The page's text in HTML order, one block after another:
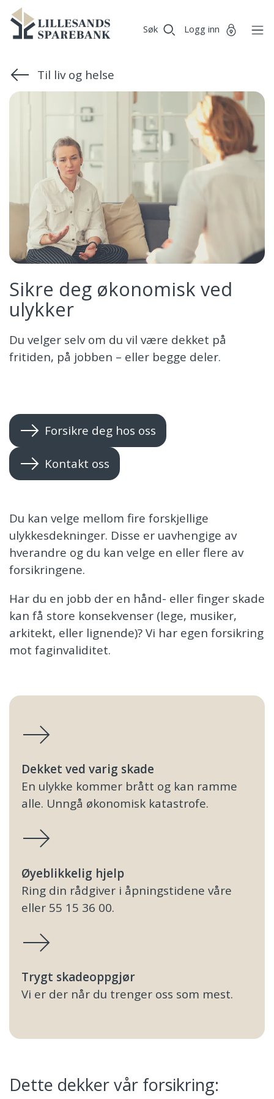
Gå til sideinnhold
Lillesands
Sparebank Søk Logg inn
Til liv og helse
Sikre deg økonomisk ved
ulykker
Du velger selv om du vil være dekket på
fritiden, på jobben – eller begge deler.
Forsikre deg hos oss
Kontakt oss
Du kan velge mellom fire forskjellige
ulykkesdekninger. Disse er uavhengige av
hverandre og du kan velge en eller flere av
forsikringene.
Har du en jobb der en hånd- eller finger skade
kan få store konsekvenser (lege, musiker,
arkitekt, eller lignende)? Vi har egen forsikring
mot faginvaliditet.
Dekket ved varig skade
En ulykke kommer brått og kan ramme
alle. Unngå økonomisk katastrofe.
Øyeblikkelig hjelp
Ring din rådgiver i åpningstidene våre
eller 55 15 36 00.
Trygt skadeoppgjør
Vi er der når du trenger oss som mest.
Dette dekker vår forsikring:
er
Miljøfyrtårn-